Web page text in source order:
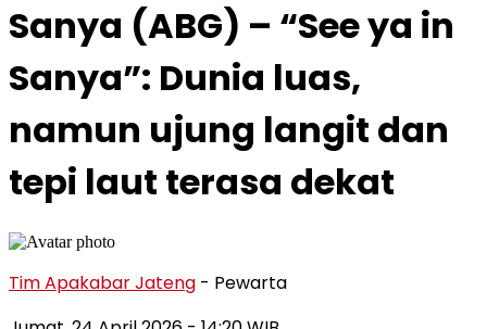
Sanya (ABG) – “See ya in
Sanya”: Dunia luas,
namun ujung langit dan
tepi laut terasa dekat
Tim Apakabar Jateng - Pewarta